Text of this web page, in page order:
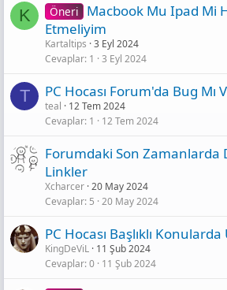
K Öneri Macbook Mu Ipad Mi
Etmeliyim
Kartaltips 3 Eyl 2024
Cevaplar 1 3 Eyl 2024
T PC Hocası Forum'da Bug Mı
teal
12 Tem 2024
Cevaplar 1 12 Tem 2024
Forumdaki Son Zamanlarda
Linkler
Xcharcer 20 May 2024
Cevaplar 5 20 May 2024
PC Hocası Başlıklı Konularda
KingDeViL 11 Şub 2024
Cevaplar 0 11 Şub 2024